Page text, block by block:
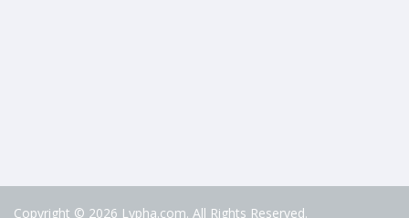
Copyright © 2026 Lypha.com. All Rights Reserved.